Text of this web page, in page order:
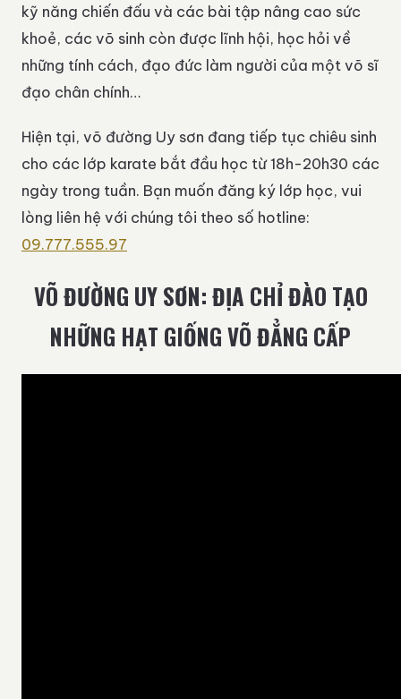
kỹ năng chiến đấu và các bài tập nâng cao sức
khoẻ, các võ sinh còn được lĩnh hội, học hỏi về
những tính cách, đạo đức làm người của một võ sĩ
đạo chân chính…
Hiện tại, võ đường Uy sơn đang tiếp tục chiêu sinh
cho các lớp karate bắt đầu học từ 18h-20h30 các
ngày trong tuần. Bạn muốn đăng ký lớp học, vui
lòng liên hệ với chúng tôi theo số hotline:
09.777.555.97
VÕ ĐƯỜNG UY SƠN: ĐỊA CHỈ ĐÀO TẠO
NHỮNG HẠT GIỐNG VÕ ĐẲNG CẤP